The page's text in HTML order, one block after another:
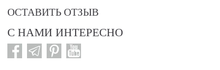
ОСТАВИТЬ ОТЗЫВ
С НАМИ ИНТЕРЕСНО